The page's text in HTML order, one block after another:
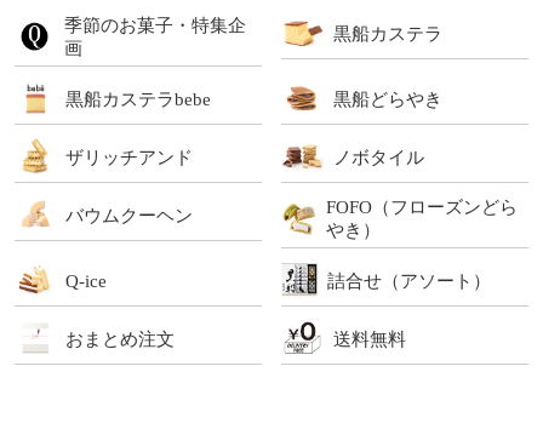
季節のお菓子・特集企
画
黒船カステラ
黒船カステラbebe 黒船どらやき
ザリッチアンド ノボタイル
バウムクーヘン
FOFO（フローズンどら
やき）
Q-ice 詰合せ（アソート）
おまとめ注文 送料無料